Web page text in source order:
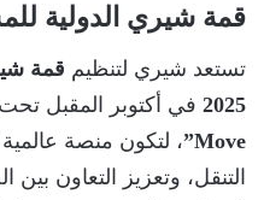
قمة شيري الدولية
تستعد شيري لتنظيم قمة
2025 في أكتوبر المقبل
Move” ، لتكون منصة
التنقل، وتعزيز التعاون